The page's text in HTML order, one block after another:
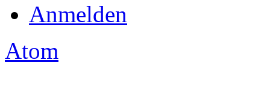
Anmelden
Atom